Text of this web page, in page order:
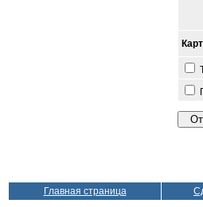
Главная страница